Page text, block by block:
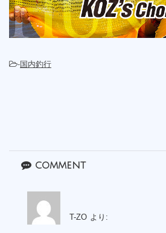
-国内釣行
comment
T-ZO より: